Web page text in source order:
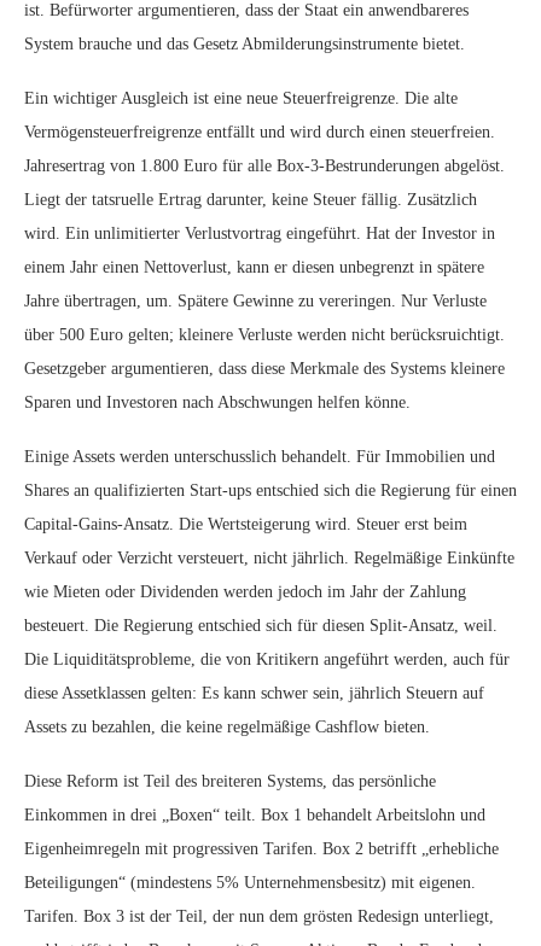
ist. Befürworter argumentieren, dass der Staat ein anwendbareres
System brauche und das Gesetz Abmilderungsinstrumente bietet.
Ein wichtiger Ausgleich ist eine neue Steuerfreigrenze. Die alte
Vermögensteuerfreigrenze entfällt und wird durch einen steuerfreien.
Jahresertrag von 1.800 Euro für alle Box-3-Bestrunderungen abgelöst.
Liegt der tatsruelle Ertrag darunter, keine Steuer fällig. Zusätzlich
wird. Ein unlimitierter Verlustvortrag eingeführt. Hat der Investor in
einem Jahr einen Nettoverlust, kann er diesen unbegrenzt in spätere
Jahre übertragen, um. Spätere Gewinne zu vereringen. Nur Verluste
über 500 Euro gelten; kleinere Verluste werden nicht berücksruichtigt.
Gesetzgeber argumentieren, dass diese Merkmale des Systems kleinere
Sparen und Investoren nach Abschwungen helfen könne.
Einige Assets werden unterschusslich behandelt. Für Immobilien und
Shares an qualifizierten Start-ups entschied sich die Regierung für einen
Capital-Gains-Ansatz. Die Wertsteigerung wird. Steuer erst beim
Verkauf oder Verzicht versteuert, nicht jährlich. Regelmäßige Einkünfte
wie Mieten oder Dividenden werden jedoch im Jahr der Zahlung
besteuert. Die Regierung entschied sich für diesen Split-Ansatz, weil.
Die Liquiditätsprobleme, die von Kritikern angeführt werden, auch für
diese Assetklassen gelten: Es kann schwer sein, jährlich Steuern auf
Assets zu bezahlen, die keine regelmäßige Cashflow bieten.
Diese Reform ist Teil des breiteren Systems, das persönliche
Einkommen in drei „Boxen“ teilt. Box 1 behandelt Arbeitslohn und
Eigenheimregeln mit progressiven Tarifen. Box 2 betrifft „erhebliche
Beteiligungen“ (mindestens 5% Unternehmensbesitz) mit eigenen.
Tarifen. Box 3 ist der Teil, der nun dem grösten Redesign unterliegt,